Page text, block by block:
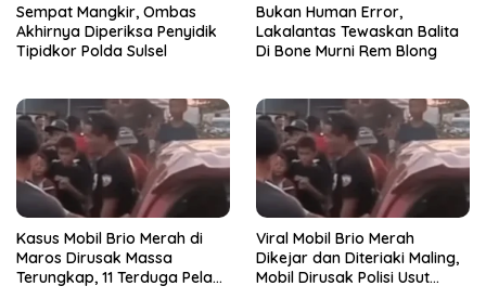
Sempat Mangkir, Ombas
Akhirnya Diperiksa Penyidik
Tipidkor Polda Sulsel
Bukan Human Error,
Lakalantas Tewaskan Balita
Di Bone Murni Rem Blong
Kasus Mobil Brio Merah di
Maros Dirusak Massa
Terungkap, 11 Terduga Pelaku
Viral Mobil Brio Merah
Dikejar dan Diteriaki Maling,
Mobil Dirusak Polisi Usut